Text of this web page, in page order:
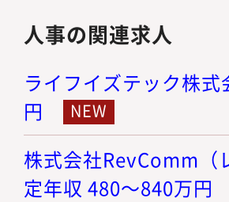
人事の関連求人
ライフイズテック株
円
株式会社RevComm（
定年収 480～840万円